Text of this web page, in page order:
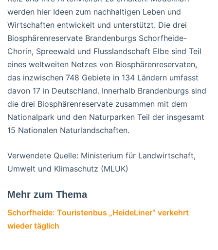
werden hier Ideen zum nachhaltigen Leben und
Wirtschaften entwickelt und unterstützt. Die drei
Biosphärenreservate Brandenburgs Schorfheide-
Chorin, Spreewald und Flusslandschaft Elbe sind Teil
eines weltweiten Netzes von Biosphärenreservaten,
das inzwischen 748 Gebiete in 134 Ländern umfasst
davon 17 in Deutschland. Innerhalb Brandenburgs sind
die drei Biosphärenreservate zusammen mit dem
Nationalpark und den Naturparken Teil der insgesamt
15 Nationalen Naturlandschaften.
Verwendete Quelle: Ministerium für Landwirtschaft,
Umwelt und Klimaschutz (MLUK)
Mehr zum Thema
Schorfheide: Touristenbus „HeideLiner“ verkehrt
wieder täglich